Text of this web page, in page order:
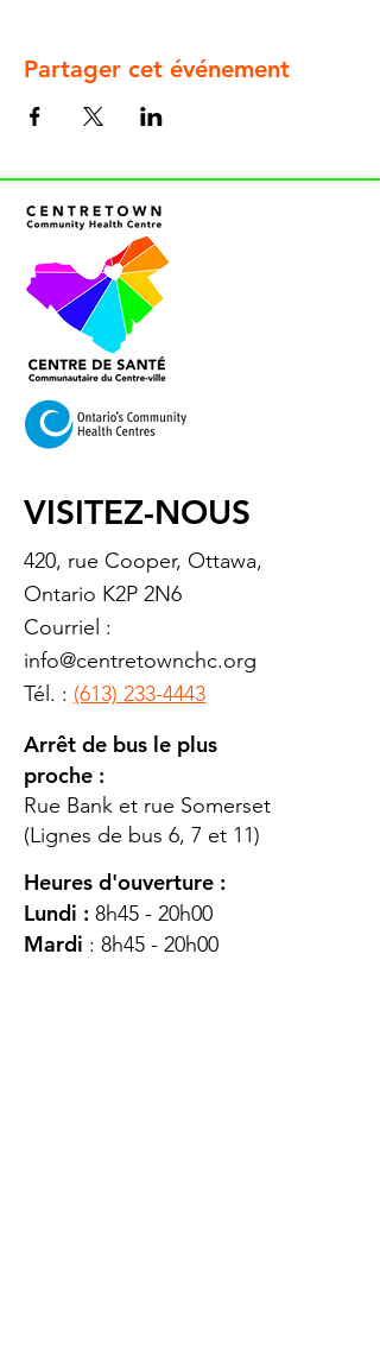
Partager cet événement
VISITEZ-NOUS
420, rue Cooper, Ottawa,
Ontario K2P 2N6
Courriel :
info@centretownchc.org
Tél. : (613) 233-4443
Arrêt de bus le plus
proche :
Rue Bank et rue Somerset
(Lignes de bus 6, 7 et 11)
Heures d'ouverture :
Lundi : 8h45 - 20h00
Mardi : 8h45 - 20h00